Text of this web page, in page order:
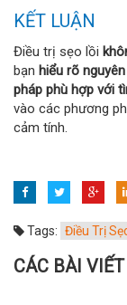
KẾT LUẬN
Điều trị sẹo lồi
bạn hiểu rõ
pháp phù hợp với
vào các phương
cảm tính.
Tags: Điều Trị
CÁC BÀI